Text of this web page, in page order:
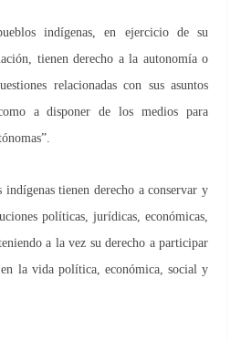
indígenas, en ejercicio de su
tienen derecho a la autonomía o
relacionadas con sus asuntos
a disponer de los medios para
indígenas tienen derecho a conservar y
políticas, jurídicas, económicas,
a la vez su derecho a participar
la vida política, económica, social y